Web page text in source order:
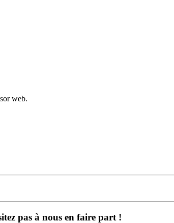
web.
pas à nous en faire part !